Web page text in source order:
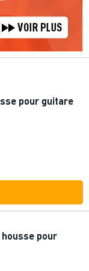
pour guitare
housse pour